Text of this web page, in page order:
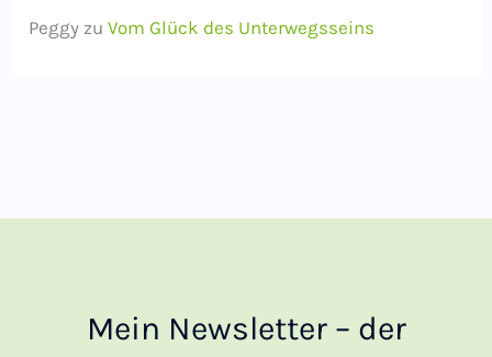
Peggy zuVom Glück des Unterwegsseins
Mein Newsletter – der